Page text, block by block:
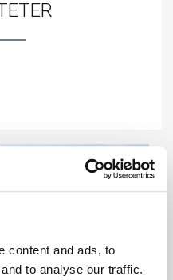
content and ads, to
to analyse our traffic.